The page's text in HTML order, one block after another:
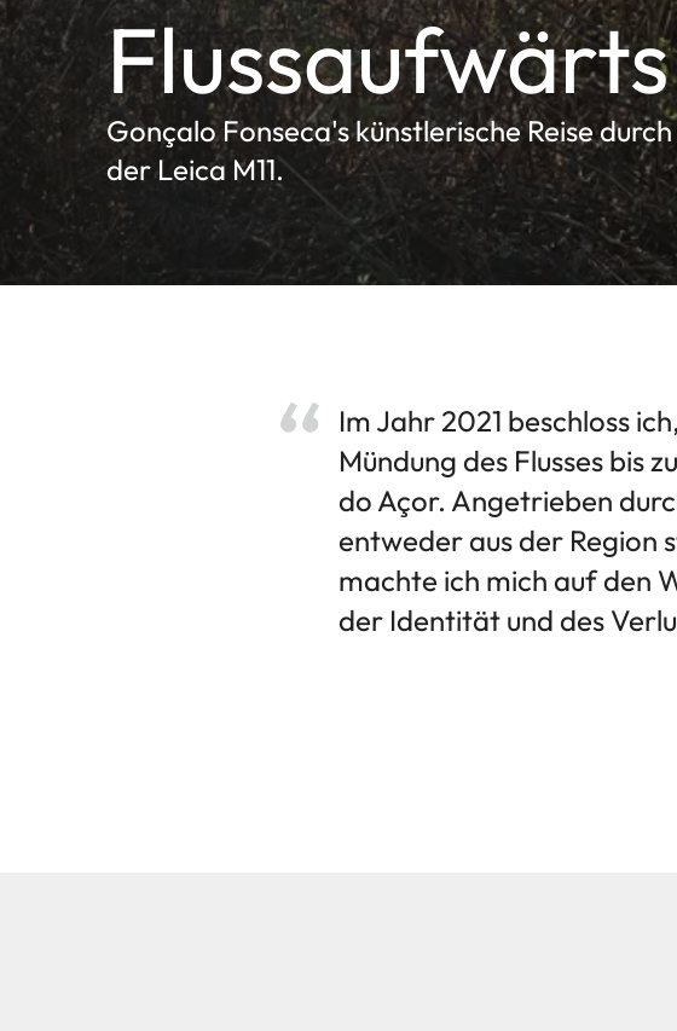
Flussaufwärts
Gonçalo Fonseca's künstlerische Reise
der Leica M11.
Im Jahr 2021 beschloss
Mündung des Flusses bis
do Açor. Angetrieben
entweder aus der Region
machte ich mich auf den
der Identität und des